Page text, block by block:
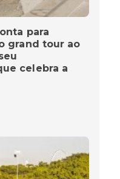
para
grand tour ao
celebra a